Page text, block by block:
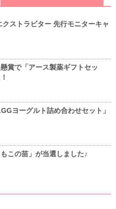
ストラビター 先行モニターキャ
賞で「アース製薬ギフトセッ
ヨーグルト詰め合わせセット」
この苗」が当選しました♪